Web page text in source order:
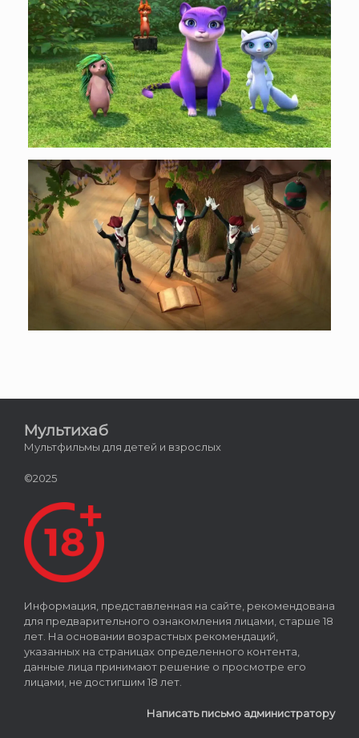
Мультихаб
Мультфильмы для детей и взрослых
©2025
Информация, представленная на сайте, рекомендована
для предварительного ознакомления лицами, старше 18
лет. На основании возрастных рекомендаций,
указанных на страницах определенного контента,
данные лица принимают решение о просмотре его
лицами, не достигшим 18 лет.
Написать письмо администратору